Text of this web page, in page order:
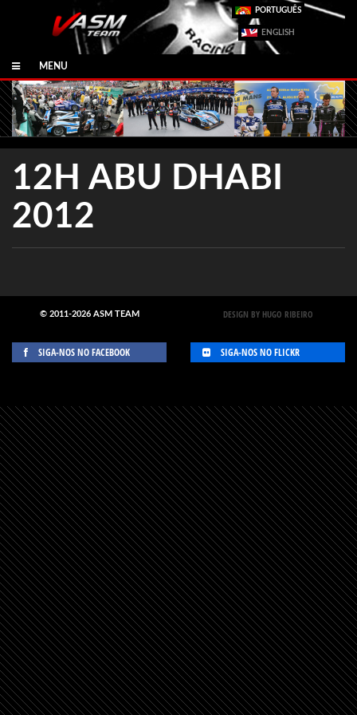
PORTUGUÊS
ENGLISH
MENU
12H ABU DHABI
2012
© 2011-2026 ASM TEAM DESIGN BY HUGO RIBEIRO
SIGA-NOS NO FACEBOOK SIGA-NOS NO FLICKR